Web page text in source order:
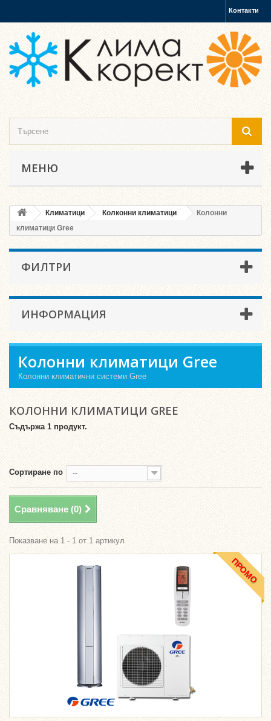
Контакти
МЕНЮ
Климатици Колконни климатици
Колонни
климатици Gree
ФИЛТРИ
ИНФОРМАЦИЯ
Колонни климатици Gree
Колонни климатични системи Gree
КОЛОННИ КЛИМАТИЦИ GREE
Съдържа 1 продукт.
Сортиране по --
Сравняване (0)
Показване на 1 - 1 от 1 артикул
ПРОМО